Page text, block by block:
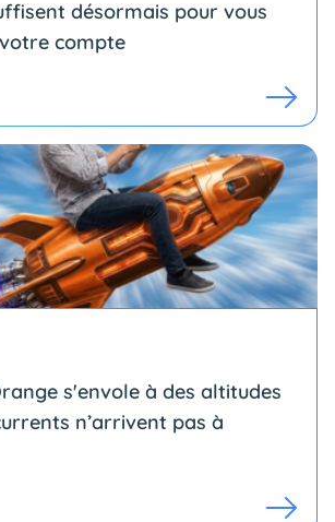
désormais pour vous
compte
s'envole à des altitudes
n’arrivent pas à